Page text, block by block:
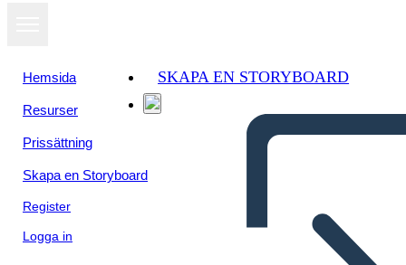
Hemsida
Resurser
Prissättning
Skapa en Storyboard
Register
Logga in
SKAPA EN STORYBOARD